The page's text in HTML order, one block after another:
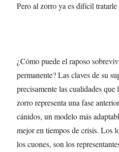
Pero al zorro ya es difícil tratarle
¿Cómo puede el raposo
permanente? Las claves de su
precisamente las cualidades
zorro representa una fase
cánidos, un modelo más
mejor en tiempos de crisis. Los
los cuones, son los